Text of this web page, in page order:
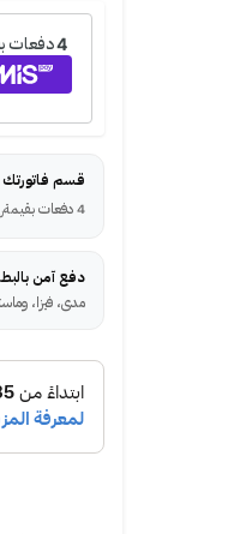
قسم فاتورتك على
4 دفعات بقيمة
دفع آمن
مدى، فيزا،